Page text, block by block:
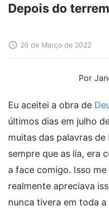
Depois do
26 de Março de 2022
Por
Eu aceitei a obra de
últimos dias em julho
muitas das palavras
sempre que as lia, era
a face comigo. Isso
realmente apreciava
nunca tivera em toda